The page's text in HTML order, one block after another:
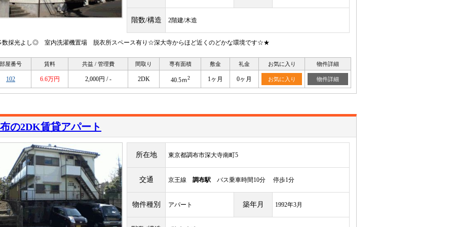
階数/構造 2階建/木造
数採光よし◎ 室内洗濯機置場 脱衣所スペース有り☆深大寺からほど近くのどかな環境です☆★
部屋番号 賃料 共益 / 管理費 間取り 専有面積 敷金 礼金 お気に入り 物件詳細
102 6.6万円 2,000円 / - 2DK 40.5ｍ2 1ヶ月 0ヶ月 お気に入り 物件詳細
の2DK賃貸アパート
所在地 東京都調布市深大寺南町5
交通 京王線 調布駅 バス乗車時間10分 停歩1分
物件種別 アパート 築年月 1992年3月